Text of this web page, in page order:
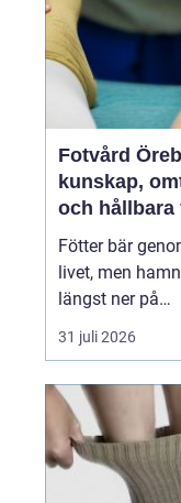
Fotvård
kunskap,
och hållbara
Fötter bär
livet, men
längst ner på
Många söker
påverkar
Samtidigt visar
erfarenhet från
fotvårdskliniker
31 juli 2026